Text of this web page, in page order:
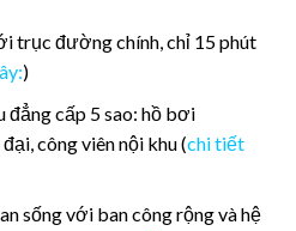
trục đường chính, chỉ 15 phút
)
đẳng cấp 5 sao: hồ bơi
công viên nội khu (chi tiết
sống với ban công rộng và hệ